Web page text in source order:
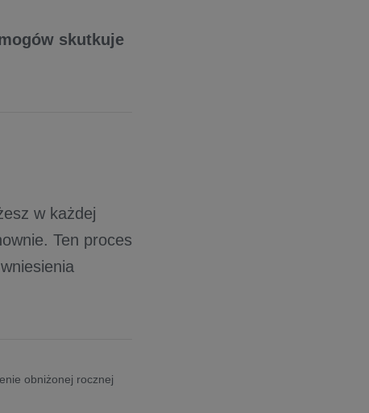
skutkuje
w każdej
Ten proces
obniżonej rocznej